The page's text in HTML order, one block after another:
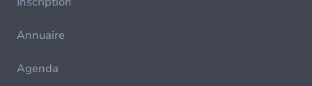
Annuaire
Agenda